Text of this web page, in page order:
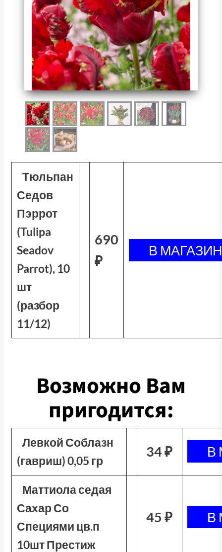
Тюльпан
Седов
Пэррот
(Tulipa
Seadov
Parrot), 10
шт
(разбор
11/12)
690
₽
Возможно Вам
пригодится:
Левкой Соблазн
(гавриш) 0,05 гр
34 ₽
Маттиола седая
Сахар Со
Специями цв.п
10шт Престиж
45 ₽